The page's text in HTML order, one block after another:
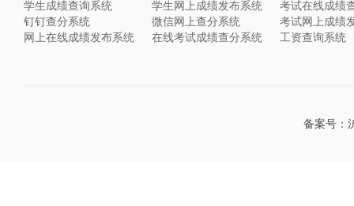
学生成绩查询系统 学生网上成绩发布系统
考试在线成绩
钉钉查分系统
微信网上查分系统
考试网上成绩
网上在线成绩发布系统
在线考试成绩查分系统
工资查询系统
备案号：